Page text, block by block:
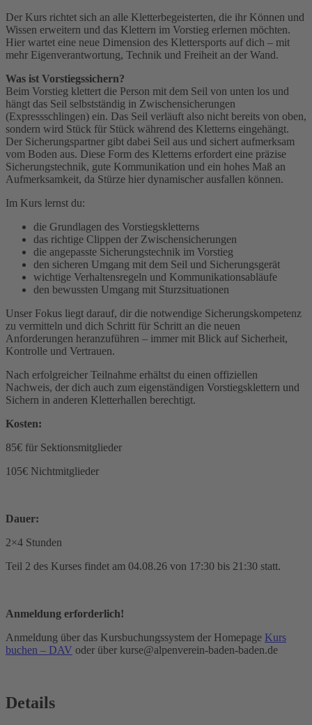
Der Kurs richtet sich an alle Kletterbegeisterten, die ihr Können und
Wissen erweitern und das Klettern im Vorstieg erlernen möchten.
Hier wartet eine neue Dimension des Klettersports auf dich – mit
mehr Eigenverantwortung, Technik und Freiheit an der Wand.
Was ist Vorstiegssichern?
Beim Vorstieg klettert die Person mit dem Seil von unten los und
hängt das Seil selbstständig in Zwischensicherungen
(Expressschlingen) ein. Das Seil verläuft also nicht bereits von oben,
sondern wird Stück für Stück während des Kletterns eingehängt.
Der Sicherungspartner gibt dabei Seil aus und sichert aufmerksam
vom Boden aus. Diese Form des Kletterns erfordert eine präzise
Sicherungstechnik, gute Kommunikation und ein hohes Maß an
Aufmerksamkeit, da Stürze hier dynamischer ausfallen können.
Im Kurs lernst du:
die Grundlagen des Vorstiegskletterns
das richtige Clippen der Zwischensicherungen
die angepasste Sicherungstechnik im Vorstieg
den sicheren Umgang mit dem Seil und Sicherungsgerät
wichtige Verhaltensregeln und Kommunikationsabläufe
den bewussten Umgang mit Sturzsituationen
Unser Fokus liegt darauf, dir die notwendige Sicherungskompetenz
zu vermitteln und dich Schritt für Schritt an die neuen
Anforderungen heranzuführen – immer mit Blick auf Sicherheit,
Kontrolle und Vertrauen.
Nach erfolgreicher Teilnahme erhältst du einen offiziellen
Nachweis, der dich auch zum eigenständigen Vorstiegsklettern und
Sichern in anderen Kletterhallen berechtigt.
Kosten:
85€ für Sektionsmitglieder
105€ Nichtmitglieder
Dauer:
2×4 Stunden
Teil 2 des Kurses findet am 04.08.26 von 17:30 bis 21:30 statt.
Anmeldung erforderlich!
Anmeldung über das Kursbuchungssystem der Homepage Kurs
buchen – DAV oder über kurse@alpenverein-baden-baden.de
Details